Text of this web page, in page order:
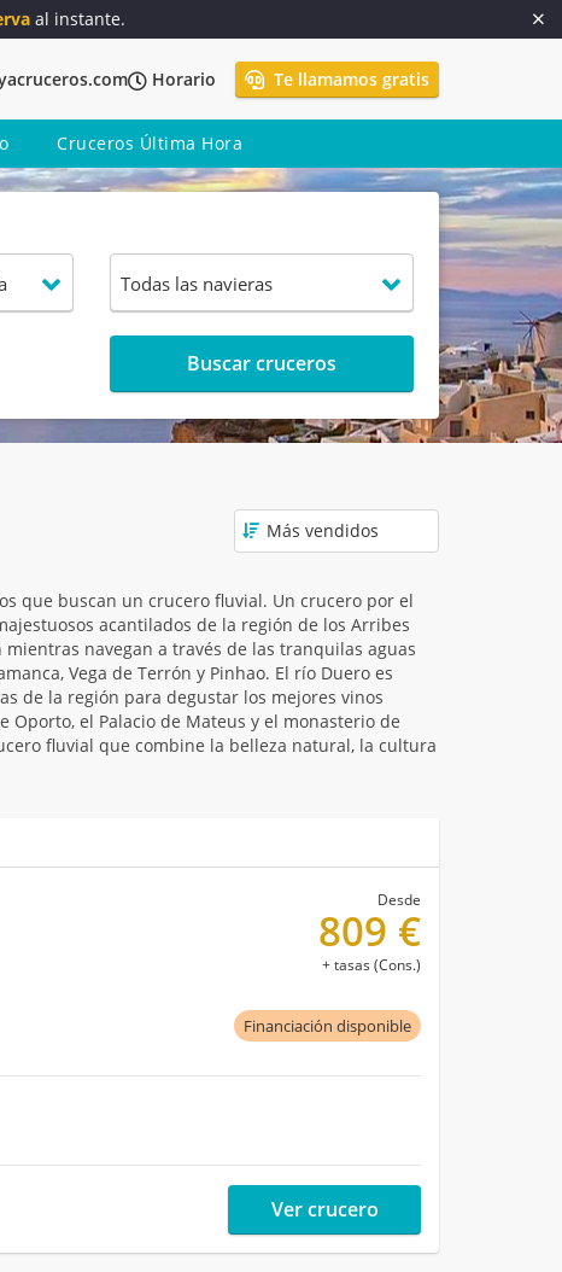
al instante.
Horario Te llamamos gratis
Cruceros Última Hora
Buscar cruceros
que buscan un crucero fluvial. Un crucero por el
acantilados de la región de los Arribes
navegan a través de las tranquilas aguas
Vega de Terrón y Pinhao. El río Duero es
de la región para degustar los mejores vinos
el Palacio de Mateus y el monasterio de
fluvial que combine la belleza natural, la cultura
Financiación disponible
Desde
809 €
+ tasas (Cons.)
Ver crucero